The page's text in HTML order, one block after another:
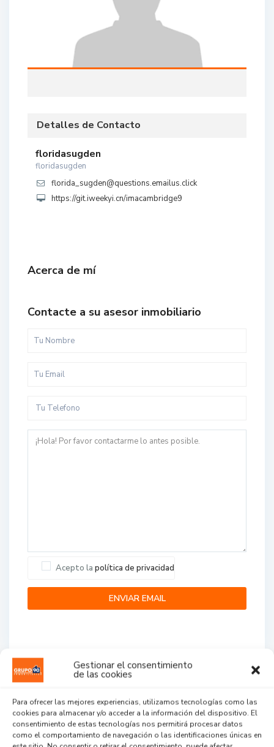
Gestionar el consentimiento
de las cookies
Para ofrecer las mejores experiencias, utilizamos tecnologías como las
cookies para almacenar y/o acceder a la información del dispositivo. El
consentimiento de estas tecnologías nos permitirá procesar datos
como el comportamiento de navegación o las identificaciones únicas en
Detalles de Contacto
floridasugden
floridasugden
florida_sugden@questions.emailus.click
https://git.iweekyi.cn/imacambridge9
Acerca de mí
Contacte a su asesor inmobiliario
Acepto la política de privacidad
...